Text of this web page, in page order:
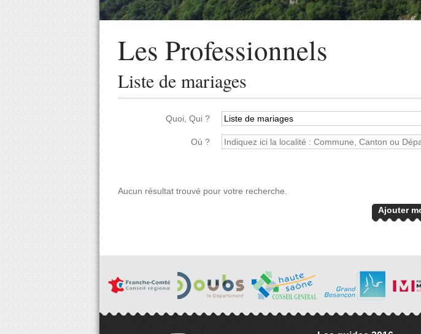
Les Professionnels
Liste de mariages
Quoi, Qui ?
Où ?
Aucun résultat trouvé pour votre recherche.
Ajouter